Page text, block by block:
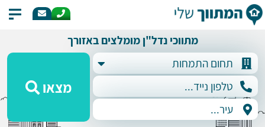
מתווכי נדל"ן מומלצים באזורך
מצאו